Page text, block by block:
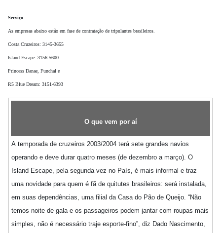
Serviço
As empresas abaixo estão em fase de contratação de tripulantes brasileiros.
Costa Cruzeiros: 3145-3655
Island Escape: 3156-5600
Princess Danae, Funchal e
R5 Blue Dream: 3151-6393
O que vem por aí
A temporada de cruzeiros 2003/2004 terá sete grandes navios
operando e deve durar quatro meses (de dezembro a março). O
Island Escape, pela segunda vez no País, é mais informal e traz
uma novidade para quem é fã de quitutes brasileiros: será instalada,
em suas dependências, uma filial da Casa do Pão de Queijo. “Não
temos noite de gala e os passageiros podem jantar com roupas mais
simples, não é necessário traje esporte-fino”, diz Dado Nascimento,